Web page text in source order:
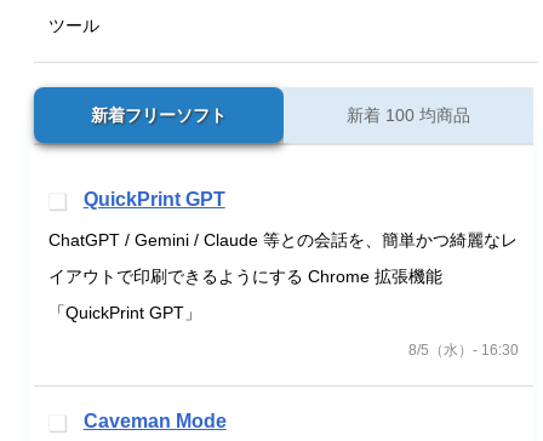
ツール
新着フリーソフト 新着 100 均商品
QuickPrint GPT
ChatGPT / Gemini / Claude 等との会話を、簡単かつ綺麗なレ
イアウトで印刷できるようにする Chrome 拡張機能
「QuickPrint GPT」
8/5（水）- 16:30
Caveman Mode